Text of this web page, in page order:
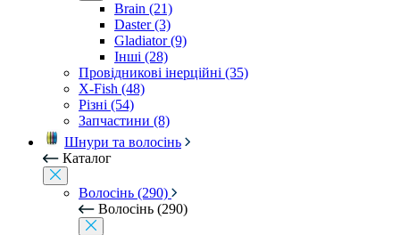
Brain (21)
Daster (3)
Gladiator (9)
Інші (28)
Провідникові інерційні (35)
X-Fish (48)
Різні (54)
Запчастини (8)
Шнури та волосінь
Каталог
Волосінь (290)
Волосінь (290)